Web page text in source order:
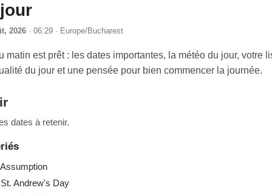
2026 · 06:29 · Europe/Bucharest
matin est prêt : les dates importantes, la météo du jour, votre
du jour et une pensée pour bien commencer la journée.
dates à retenir.
Andrew's Day